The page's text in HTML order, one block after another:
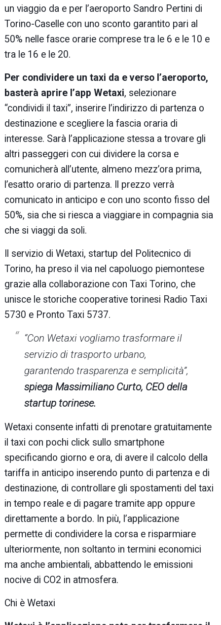
un viaggio da e per l’aeroporto Sandro Pertini di
Torino-Caselle con uno sconto garantito pari al
50% nelle fasce orarie comprese tra le 6 e le 10 e
tra le 16 e le 20.
Per condividere un taxi da e verso l’aeroporto,
basterà aprire l’app Wetaxi, selezionare
“condividi il taxi”, inserire l’indirizzo di partenza o
destinazione e scegliere la fascia oraria di
interesse. Sarà l’applicazione stessa a trovare gli
altri passeggeri con cui dividere la corsa e
comunicherà all’utente, almeno mezz’ora prima,
l’esatto orario di partenza. Il prezzo verrà
comunicato in anticipo e con uno sconto fisso del
50%, sia che si riesca a viaggiare in compagnia sia
che si viaggi da soli.
Il servizio di Wetaxi, startup del Politecnico di
Torino, ha preso il via nel capoluogo piemontese
grazie alla collaborazione con Taxi Torino, che
unisce le storiche cooperative torinesi Radio Taxi
5730 e Pronto Taxi 5737.
“Con Wetaxi vogliamo trasformare il
servizio di trasporto urbano,
garantendo trasparenza e semplicità”,
spiega Massimiliano Curto, CEO della
startup torinese.
Wetaxi consente infatti di prenotare gratuitamente
il taxi con pochi click sullo smartphone
specificando giorno e ora, di avere il calcolo della
tariffa in anticipo inserendo punto di partenza e di
destinazione, di controllare gli spostamenti del taxi
in tempo reale e di pagare tramite app oppure
direttamente a bordo. In più, l’applicazione
permette di condividere la corsa e risparmiare
ulteriormente, non soltanto in termini economici
ma anche ambientali, abbattendo le emissioni
nocive di CO2 in atmosfera.
Chi è Wetaxi